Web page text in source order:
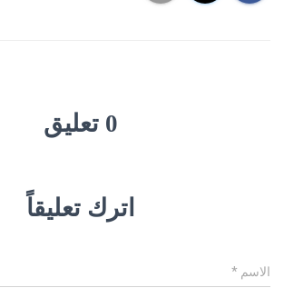
0 تعليق
اترك تعليقاً
الاسم *